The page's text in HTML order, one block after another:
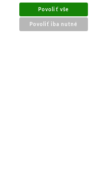
Povoliť vše
Povoliť iba nutné